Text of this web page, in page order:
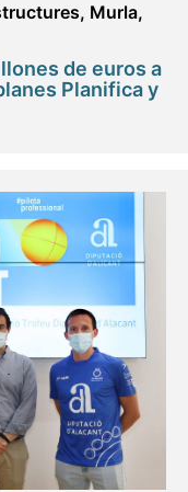
, Murla,
de euros a
Planifica y